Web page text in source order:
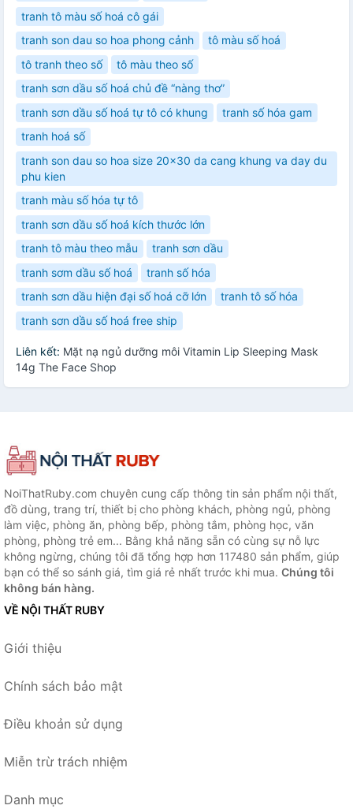
tranh tô màu số hoá cô gái
tranh son dau so hoa phong cảnh
tô màu số hoá
tô tranh theo số
tô màu theo số
tranh sơn dầu số hoá chủ đề “nàng thơ”
tranh sơn dầu số hoá tự tô có khung
tranh số hóa gam
tranh hoá số
tranh son dau so hoa size 20x30 da cang khung va day du
phu kien
tranh màu số hóa tự tô
tranh sơn dầu số hoá kích thước lớn
tranh tô màu theo mẫu
tranh sơn dầu
tranh sơm dầu số hoá
tranh số hóa
tranh sơn dầu hiện đại số hoá cỡ lớn
tranh tô số hóa
tranh sơn dầu số hoá free ship
Liên kết: Mặt nạ ngủ dưỡng môi Vitamin Lip Sleeping Mask
14g The Face Shop
NoiThatRuby.com chuyên cung cấp thông tin sản phẩm nội thất,
đồ dùng, trang trí, thiết bị cho phòng khách, phòng ngủ, phòng
làm việc, phòng ăn, phòng bếp, phòng tắm, phòng học, văn
phòng, phòng trẻ em... Bằng khả năng sẵn có cùng sự nỗ lực
không ngừng, chúng tôi đã tổng hợp hơn 117480 sản phẩm, giúp
bạn có thể so sánh giá, tìm giá rẻ nhất trước khi mua. Chúng tôi
không bán hàng.
VỀ NỘI THẤT RUBY
Giới thiệu
Chính sách bảo mật
Điều khoản sử dụng
Miễn trừ trách nhiệm
Danh mục